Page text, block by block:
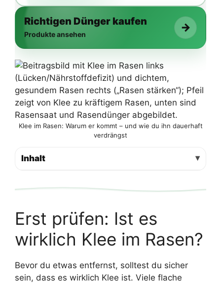
Richtigen Dünger kaufen
Produkte ansehen
→
Klee im Rasen: Warum er kommt – und wie du ihn dauerhaft
verdrängst
Inhalt
Erst prüfen: Ist es
wirklich Klee im Rasen?
Bevor du etwas entfernst, solltest du sicher
sein, dass es wirklich Klee ist. Viele flache